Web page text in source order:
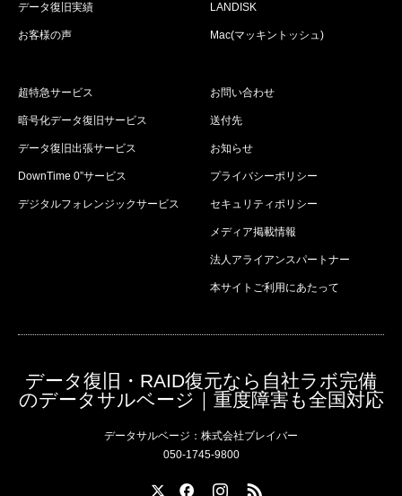
データ復旧実績
お客様の声
LANDISK
Mac(マッキントッシュ)
超特急サービス
暗号化データ復旧サービス
データ復旧出張サービス
DownTime 0”サービス
デジタルフォレンジックサービス
お問い合わせ
送付先
お知らせ
プライバシーポリシー
セキュリティポリシー
メディア掲載情報
法人アライアンスパートナー
本サイトご利用にあたって
データ復旧・RAID復元なら自社ラボ完備
のデータサルベージ｜重度障害も全国対応
データサルベージ：株式会社ブレイバー
050-1745-9800